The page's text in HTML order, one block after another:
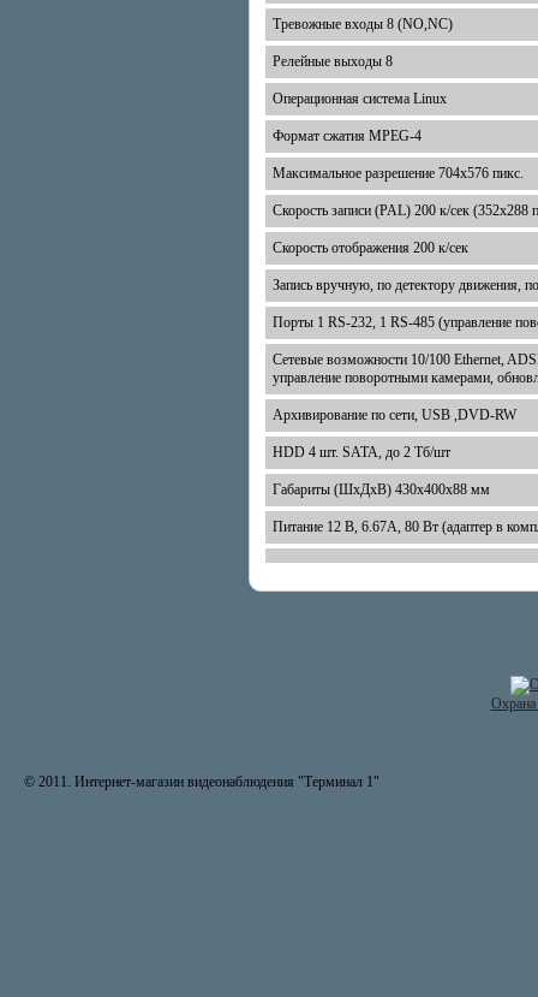
Тревожные входы 8 (NO,NC)
Релейные выходы 8
Операционная система Linux
Формат сжатия MPEG-4
Максимальное разрешение 704x576 пикс.
Скорость записи (PAL) 200 к/сек (352х288
Скорость отображения 200 к/сек
Запись вручную, по детектору движения,
Порты 1 RS-232, 1 RS-485 (управление
Сетевые возможности 10/100 Ethernet,
управление поворотными камерами,
Архивирование по сети, USB ,DVD-RW
HDD 4 шт. SATA, до 2 Тб/шт
Габариты (ШхДхВ) 430х400х88 мм
Питание 12 В, 6.67А, 80 Вт (адаптер в
© 2011. Интернет-магазин видеонаблюдения "Терминал 1"